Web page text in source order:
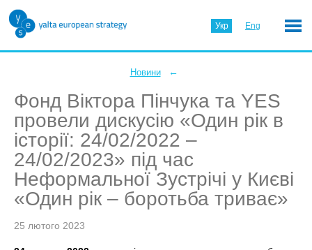
Укр Eng
Новини ←
Фонд Віктора Пінчука та YES
провели дискусію «Один рік в
історії: 24/02/2022 –
24/02/2023» під час
Неформальної Зустрічі у Києві
«Один рік – боротьба триває»
25 лютого 2023